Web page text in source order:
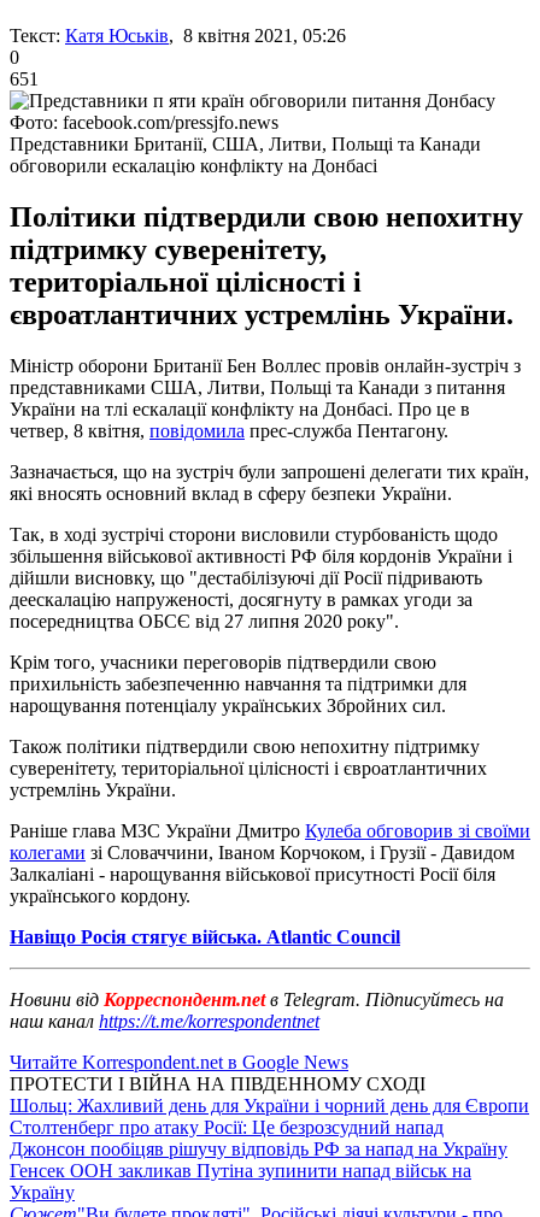
Текст: Катя Юськів, 8 квітня 2021, 05:26
0
651
Фото: facebook.com/pressjfo.news
Представники Британії, США, Литви, Польщі та Канади
обговорили ескалацію конфлікту на Донбасі
Політики підтвердили свою непохитну
підтримку суверенітету,
територіальної цілісності і
євроатлантичних устремлінь України.
Міністр оборони Британії Бен Воллес провів онлайн-зустріч з
представниками США, Литви, Польщі та Канади з питання
України на тлі ескалації конфлікту на Донбасі. Про це в
четвер, 8 квітня, повідомила прес-служба Пентагону.
Зазначається, що на зустріч були запрошені делегати тих країн,
які вносять основний вклад в сферу безпеки України.
Так, в ході зустрічі сторони висловили стурбованість щодо
збільшення військової активності РФ біля кордонів України і
дійшли висновку, що "дестабілізуючі дії Росії підривають
деескалацію напруженості, досягнуту в рамках угоди за
посередництва ОБСЄ від 27 липня 2020 року".
Крім того, учасники переговорів підтвердили свою
прихильність забезпеченню навчання та підтримки для
нарощування потенціалу українських Збройних сил.
Також політики підтвердили свою непохитну підтримку
суверенітету, територіальної цілісності і євроатлантичних
устремлінь України.
Раніше глава МЗС України Дмитро Кулеба обговорив зі своїми
колегами зі Словаччини, Іваном Корчоком, і Грузії - Давидом
Залкаліані - нарощування військової присутності Росії біля
українського кордону.
Навіщо Росія стягує війська. Atlantic Council
Новини від Корреспондент.netв Telegram. Підписуйтесь на
наш канал https://t.me/korrespondentnet
Читайте Korrespondent.net в Google News
ПРОТЕСТИ І ВІЙНА НА ПІВДЕННОМУ СХОДІ
Шольц: Жахливий день для України і чорний день для Європи
Столтенберг про атаку Росії: Це безрозсудний напад
Джонсон пообіцяв рішучу відповідь РФ за напад на Україну
Генсек ООН закликав Путіна зупинити напад військ на
Україну